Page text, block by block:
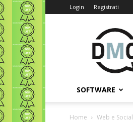
Login Registrati
SOFTWARE
Home Web e Social